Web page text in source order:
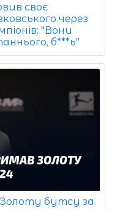
своє
через
"Вони
б***ь"
бутсу за